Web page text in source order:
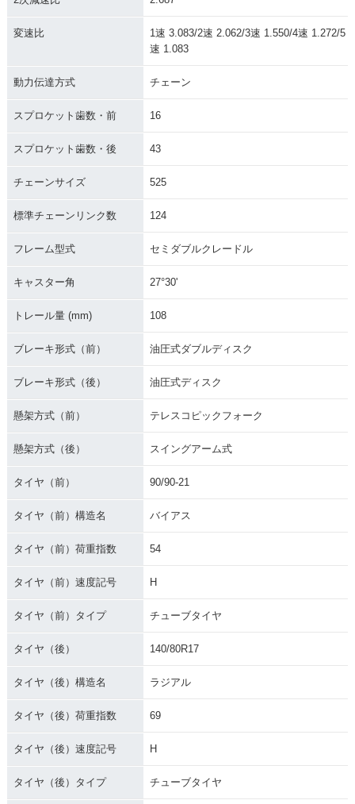
変速比
1速 3.083/2速 2.062/3速 1.550/4速 1.272/5
速 1.083
動力伝達方式 チェーン
スプロケット歯数・前 16
スプロケット歯数・後 43
チェーンサイズ 525
標準チェーンリンク数 124
フレーム型式 セミダブルクレードル
キャスター角 27°30'
トレール量 (mm) 108
ブレーキ形式（前） 油圧式ダブルディスク
ブレーキ形式（後） 油圧式ディスク
懸架方式（前） テレスコピックフォーク
懸架方式（後） スイングアーム式
タイヤ（前） 90/90-21
タイヤ（前）構造名 バイアス
タイヤ（前）荷重指数 54
タイヤ（前）速度記号 H
タイヤ（前）タイプ チューブタイヤ
タイヤ（後） 140/80R17
タイヤ（後）構造名 ラジアル
タイヤ（後）荷重指数 69
タイヤ（後）速度記号 H
タイヤ（後）タイプ チューブタイヤ